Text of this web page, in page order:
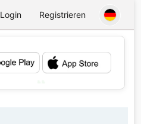
Login Registrieren
💕